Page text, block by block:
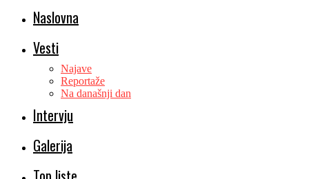
Naslovna
Vesti
Najave
Reportaže
Na današnji dan
Intervju
Galerija